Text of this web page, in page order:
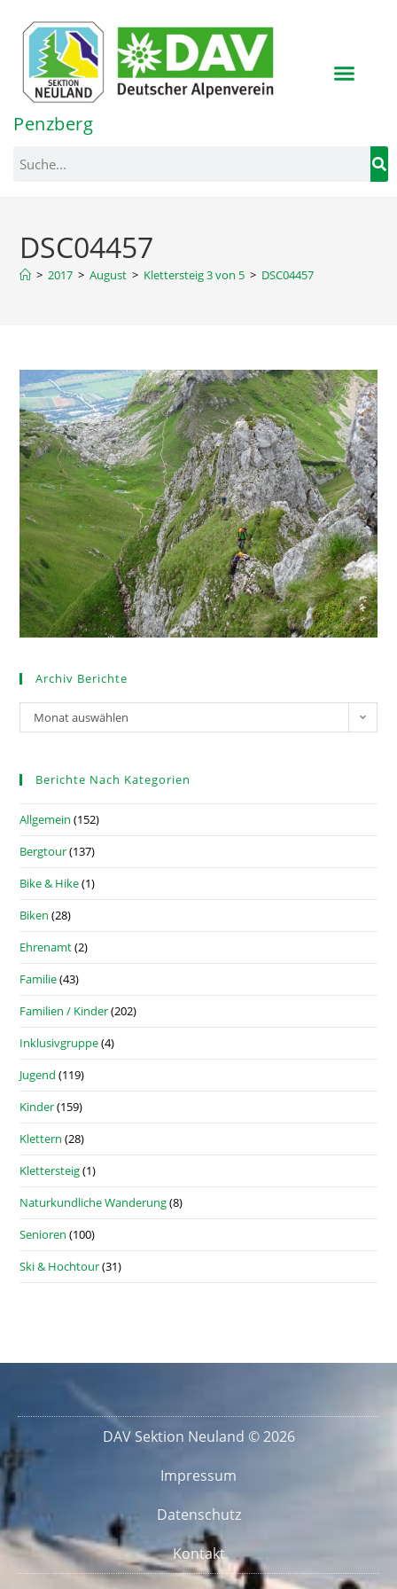
springen
Penzberg
DSC04457
> 2017 > August > Klettersteig 3 von 5 > DSC04457
Archiv Berichte
Monat auswählen
Berichte Nach Kategorien
Allgemein (152)
Bergtour(137)
Bike & Hike(1)
Biken (28)
Ehrenamt(2)
Familie(43)
Familien / Kinder(202)
Inklusivgruppe(4)
Jugend (119)
Kinder(159)
Klettern (28)
Klettersteig(1)
Naturkundliche Wanderung(8)
Senioren (100)
Ski & Hochtour(31)
DAV Sektion Neuland © 2026
Impressum
Datenschutz
Kontakt